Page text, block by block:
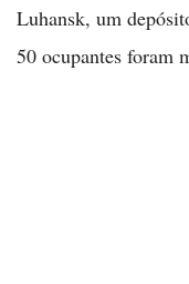
Luhansk, um
50 ocupantes foram